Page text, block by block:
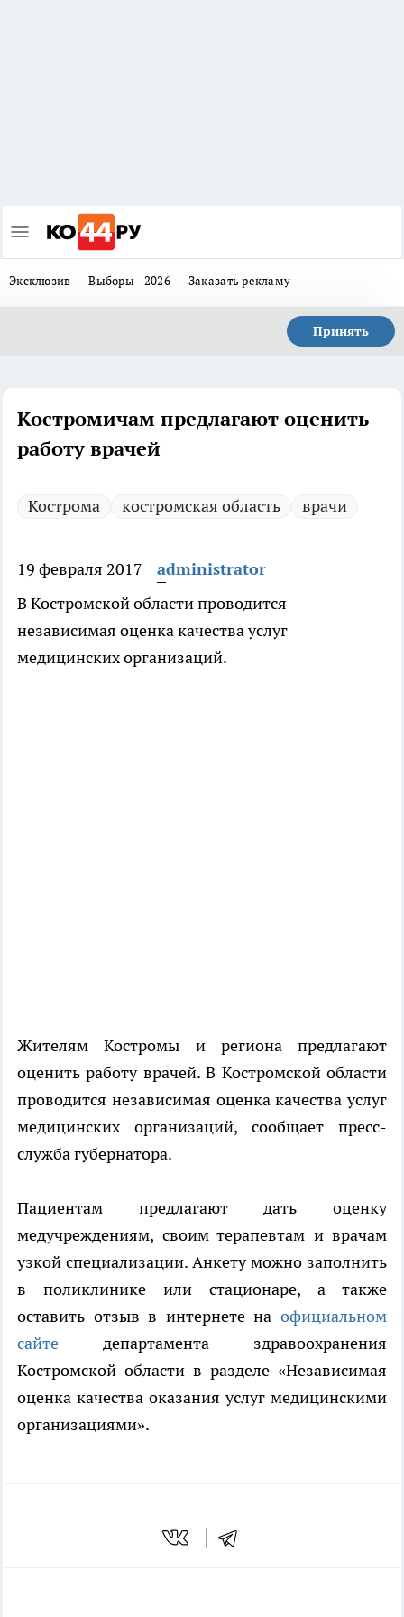
Эксклюзив Выборы - 2026 Заказать рекламу
Принять
Костромичам предлагают оценить
работу врачей
Кострома костромская область врачи
19 февраля 2017
administrator
В Костромской области проводится
независимая оценка качества услуг
медицинских организаций.
Жителям Костромы и региона предлагают
оценить работу врачей. В Костромской области
проводится независимая оценка качества услуг
медицинских организаций, сообщает пресс-
служба губернатора.
Пациентам предлагают дать оценку
медучреждениям, своим терапевтам и врачам
узкой специализации. Анкету можно заполнить
в поликлинике или стационаре, а также
оставить отзыв в интернете на официальном
сайте департамента здравоохранения
Костромской области в разделе «Независимая
оценка качества оказания услуг медицинскими
организациями».